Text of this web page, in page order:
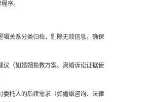
序。
关系分类归档，剔除无效信息，确保
（如婚姻挽救方案、离婚诉讼证据使
托人的后续需求（如婚姻咨询、法律